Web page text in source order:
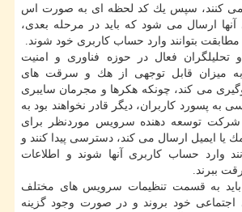
می كنند، سپس یك كد لحظه ای به صورت اس
آنها ارسال می شود كه باید در مرحله بعدی،
مطابقت بتوانند وارد حساب كاربری خود شوند.
تحلیلگران فعال در حوزه فناوری و امنیت
میزان قابل توجهی از هك و سرقت های
می كند، چونكه هكرها و مجرمان سایبری
پسورد كاربران، دیگر قادر نخواهند بود به
توسعه دهنده سرویس موردنظر برای
یا ایمیل ارسال می كند، دسترسی پیدا كنند و
وارد حساب كاربری آنها شوند و اطلاعات
ببرند.
باید به قسمت تنظیمات سرویس های مختلف
اجتماعی خود بروند و در صورت وجود گزینه